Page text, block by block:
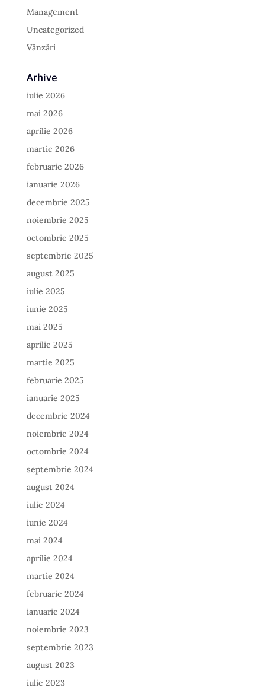
Management
Uncategorized
Vânzări
Arhive
iulie 2026
mai 2026
aprilie 2026
martie 2026
februarie 2026
ianuarie 2026
decembrie 2025
noiembrie 2025
octombrie 2025
septembrie 2025
august 2025
iulie 2025
iunie 2025
mai 2025
aprilie 2025
martie 2025
februarie 2025
ianuarie 2025
decembrie 2024
noiembrie 2024
octombrie 2024
septembrie 2024
august 2024
iulie 2024
iunie 2024
mai 2024
aprilie 2024
martie 2024
februarie 2024
ianuarie 2024
noiembrie 2023
septembrie 2023
august 2023
iulie 2023